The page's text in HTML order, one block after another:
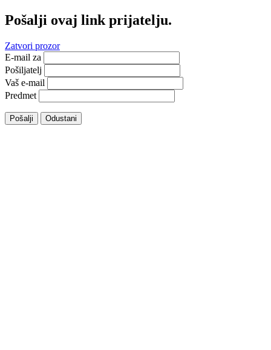
Pošalji ovaj link prijatelju.
Zatvori prozor
E-mail za
Pošiljatelj
Vaš e-mail
Predmet
Pošalji Odustani